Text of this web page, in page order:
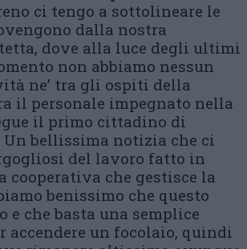
ci tengo a sottolineare le
dalla nostra
dove alla luce degli ultimi
non abbiamo nessun
ne’ tra gli ospiti della
il personale impegnato nella
il primo cittadino di
Un bellissima notizia che ci
del lavoro fatto in
cooperativa che gestisce la
benissimo che questo
e che basta una semplice
accendere un focolaio, quindi